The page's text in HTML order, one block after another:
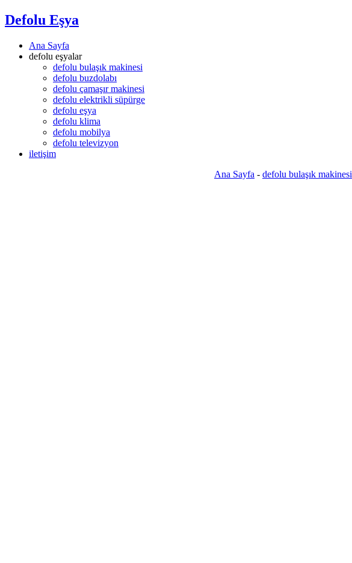
Defolu Eşya
Ana Sayfa
defolu eşyalar
defolu bulaşık makinesi
defolu buzdolabı
defolu çamaşır makinesi
defolu elektrikli süpürge
defolu eşya
defolu klima
defolu mobilya
defolu televizyon
iletişim
Ana Sayfa - defolu bulaşık makinesi